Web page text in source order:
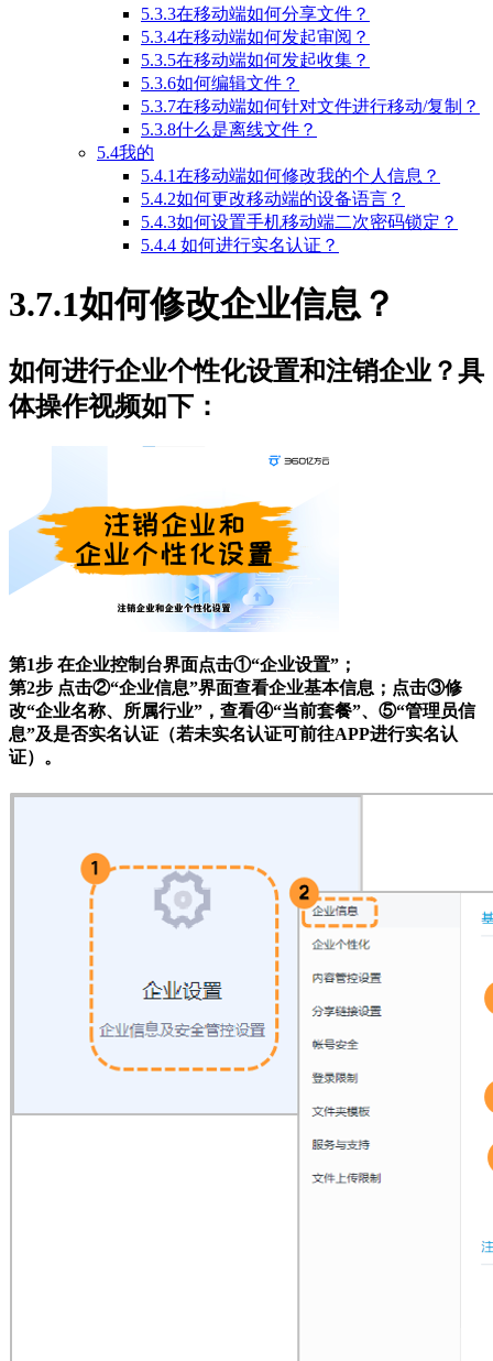
5.3.3在移动端如何分享文件？
5.3.4在移动端如何发起审阅？
5.3.5在移动端如何发起收集？
5.3.6如何编辑文件？
5.3.7在移动端如何针对文件进行移动/复制？
5.3.8什么是离线文件？
5.4我的
5.4.1在移动端如何修改我的个人信息？
5.4.2如何更改移动端的设备语言？
5.4.3如何设置手机移动端二次密码锁定？
5.4.4 如何进行实名认证？
3.7.1如何修改企业信息？
如何进行企业个性化设置和注销企业？具
体操作视频如下：
第1步 在企业控制台界面点击①“企业设置”；
第2步 点击②“企业信息”界面查看企业基本信息；点击③修
改“企业名称、所属行业”，查看④“当前套餐”、⑤“管理员信
息”及是否实名认证（若未实名认证可前往APP进行实名认
证）。